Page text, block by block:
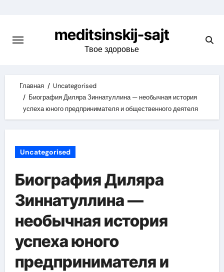
content
meditsinskij-sajt
Твое здоровье
Главная
Uncategorised
Биография Диляра Зиннатуллина — необычная история
успеха юного предпринимателя и общественного деятеля
Uncategorised
Биография Диляра
Зиннатуллина —
необычная история
успеха юного
предпринимателя и